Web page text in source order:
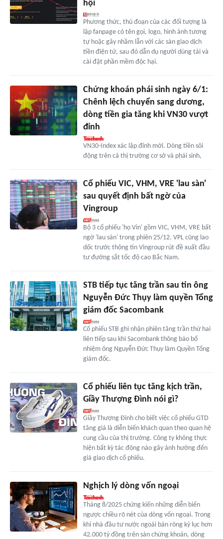
hội
Phương thức, thủ đoạn của các đối tượng là
lập fanpage có tên gọi, logo, hình ảnh tương
tự hoặc gây nhầm lẫn với các sàn giao dịch
tiền điện tử, sau đó dẫn dụ người dùng tải và
cài đặt phần mềm độc hại.
Chứng khoán phái sinh ngày 6/1:
Chênh lệch chuyển sang dương,
dòng tiền gia tăng khi VN30 vượt
đỉnh
VN30-Index xác lập đỉnh mới. Dòng tiền sôi
động trên cả thị trường cơ sở và phái sinh,
Cổ phiếu VIC, VHM, VRE 'lau sàn'
sau quyết định bất ngờ của
Vingroup
Bộ 3 cổ phiếu 'họ Vin' gồm VIC, VHM, VRE bất
ngờ 'lau sàn' trong phiên 25/12. VPL cũng lao
dốc trước thông tin Vingroup rút đề xuất đầu
tư đường sắt tốc độ cao Bắc Nam.
STB tiếp tục tăng trần sau tin ông
Nguyễn Đức Thụy làm quyền Tổng
giám đốc Sacombank
Cổ phiếu STB ghi nhận phiên tăng trần thứ hai
liên tiếp sau khi Sacombank thông báo bổ
nhiệm ông Nguyễn Đức Thụy làm Quyền Tổng
giám đốc.
Cổ phiếu liên tục tăng kịch trần,
Giầy Thượng Đình nói gì?
Giầy Thượng Đình cho biết việc cổ phiếu GTD
tăng giá là diễn biến khách quan theo quan hệ
cung cầu của thị trường. Công ty không thực
hiện bất kỳ tác động nào gây ảnh hưởng đến
giá giao dịch cổ phiếu.
Nghịch lý dòng vốn ngoại
Tháng 8/2025 chứng kiến những diễn biến
ngược chiều rõ nét của dòng vốn ngoại. Trong
khi nhà đầu tư nước ngoài bán ròng kỷ lục hơn
42.000 tỷ đồng trên sàn chứng khoán, dòng